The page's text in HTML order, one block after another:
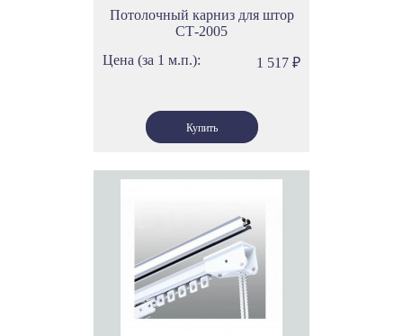
Потолочный карниз для штор
СТ-2005
Цена (за 1 м.п.):
1 517 ₽